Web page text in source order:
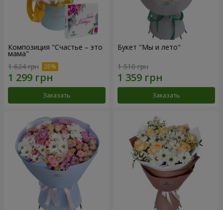
Композиция "Счастье – это
мама"
1 624 грн
Заказать
Букет "Мы и лето"
1 510 грн
Заказать